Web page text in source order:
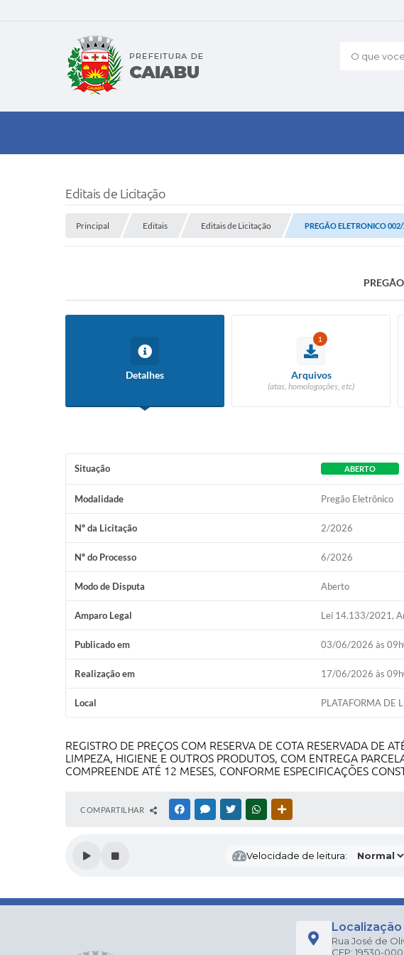
O que voce
Editais de Licitação
Principal Editais Editais de Licitação PREGÃO ELETRONICO
Detalhes
1
Arquivos
(atas, homologações, etc)
Situação ABERTO
Modalidade Pregão Eletrônico
Nº da Licitação 2/2026
Nº do Processo 6/2026
Modo de Disputa Aberto
Amparo Legal Lei 14.133/2021,
Publicado em 03/06/2026 às
Realização em 17/06/2026 às
Local PLATAFORMA DE
REGISTRO DE PREÇOS COM RESERVA DE COTA RESERVADA DE
LIMPEZA, HIGIENE E OUTROS PRODUTOS, COM ENTREGA
COMPREENDE ATÉ 12 MESES, CONFORME ESPECIFICAÇÕES
COMPARTILHAR FACEBOOKMESSENGER
TWITTERWHATSAPP
Velocidade de leitura:
Localização
Rua José de
CEP: 19530-000